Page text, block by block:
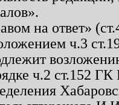
на ответ»
ч.3
ч.2 ст.152